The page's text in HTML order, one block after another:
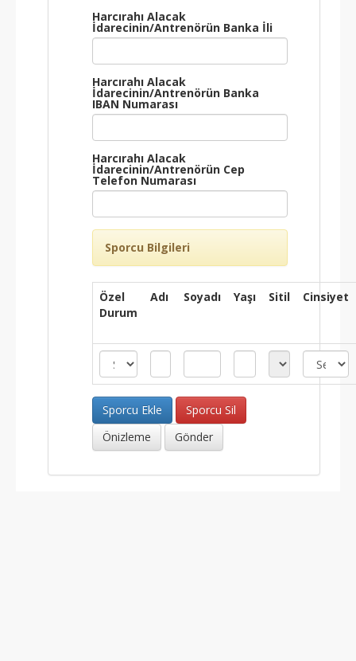
Harcırahı Alacak
İdarecinin/Antrenörün Banka İli
Harcırahı Alacak
İdarecinin/Antrenörün Banka
IBAN Numarası
Harcırahı Alacak
İdarecinin/Antrenörün Cep
Telefon Numarası
Sporcu Bilgileri
Özel
Durum
Adı Soyadı Yaşı Sitil Cinsiyet